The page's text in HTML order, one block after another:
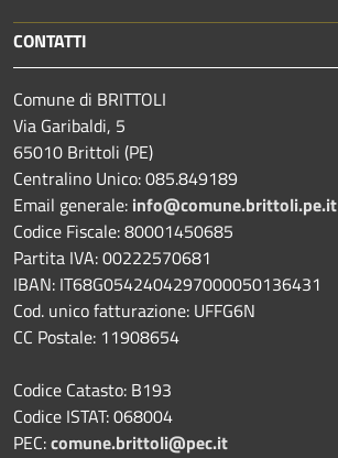
CONTATTI
Comune di BRITTOLI
Via Garibaldi, 5
65010 Brittoli (PE)
Centralino Unico: 085.849189
Email generale: info@comune.brittoli.pe.it
Codice Fiscale: 80001450685
Partita IVA: 00222570681
IBAN: IT68G0542404297000050136431
Cod. unico fatturazione: UFFG6N
CC Postale: 11908654
Codice Catasto: B193
Codice ISTAT: 068004
PEC:comune.brittoli@pec.it